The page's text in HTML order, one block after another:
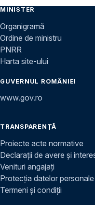
MINISTER
Organigramă
Ordine de ministru
PNRR
Harta site-ului
GUVERNUL ROMÂNIEI
www.gov.ro
TRANSPARENȚĂ
Proiecte acte normative
Declarații de avere și
Venituri angajați
Protecția datelor personale
Termeni și condiții